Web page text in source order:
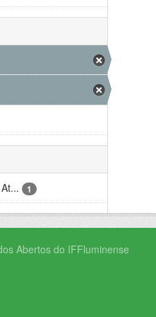
1
Abertos do IFFluminense